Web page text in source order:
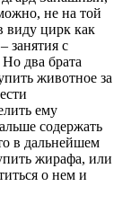
не на той
виду цирк как
занятия с
два брата
животное за
ему
содержать
в дальнейшем
жирафа, или
о нем и